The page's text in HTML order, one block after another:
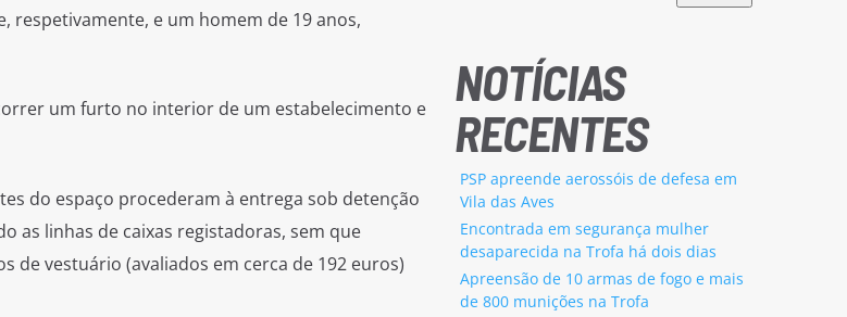
respetivamente, e um homem de 19 anos,
um furto no interior de um estabelecimento e
do espaço procederam à entrega sob detenção
as linhas de caixas registadoras, sem que
de vestuário (avaliados em cerca de 192 euros)
NOTÍCIAS
RECENTES
PSP apreende aerossóis de defesa em
Vila das Aves
Encontrada em segurança mulher
desaparecida na Trofa há dois dias
Apreensão de 10 armas de fogo e mais
de 800 munições na Trofa